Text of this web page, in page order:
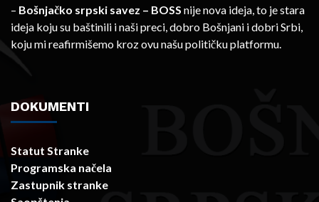
– Bošnjačko srpski savez – BOSS nije nova ideja, to je stara
ideja koju su baštinili i naši preci, dobro Bošnjani i dobri Srbi,
koju mi reafirmišemo kroz ovu našu političku platformu.
DOKUMENTI
Statut Stranke
Programska načela
Zastupnik stranke